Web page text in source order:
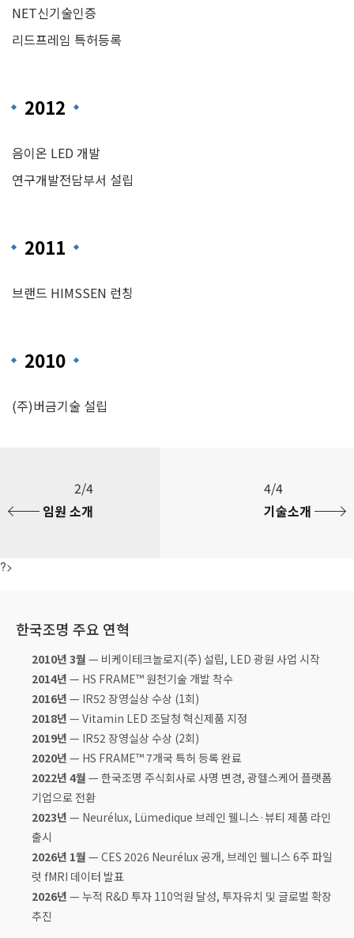
NET신기술인증
리드프레임 특허등록
2012
음이온 LED 개발
연구개발전담부서 설립
2011
브랜드 HIMSSEN 런칭
2010
(주)버금기술 설립
2/4
임원 소개
4/4
기술소개
?>
한국조명 주요 연혁
2010년 3월 — 비케이테크놀로지(주) 설립, LED 광원 사업 시작
2014년 — HS FRAME™ 원천기술 개발 착수
2016년 — IR52 장영실상 수상 (1회)
2018년 — Vitamin LED 조달청 혁신제품 지정
2019년 — IR52 장영실상 수상 (2회)
2020년 — HS FRAME™ 7개국 특허 등록 완료
2022년 4월 — 한국조명 주식회사로 사명 변경, 광헬스케어 플랫폼
기업으로 전환
2023년 — Neurélux, Lümedique 브레인 웰니스·뷰티 제품 라인
출시
2026년 1월 — CES 2026 Neurélux 공개, 브레인 웰니스 6주 파일
럿 fMRI 데이터 발표
2026년 — 누적 R&D 투자 110억원 달성, 투자유치 및 글로벌 확장
추진